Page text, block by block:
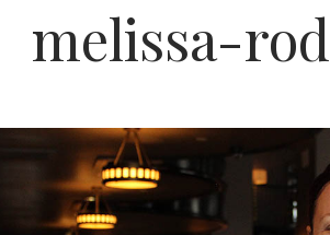
melissa-